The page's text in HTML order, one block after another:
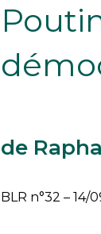
de
BLR n°32 – 14/